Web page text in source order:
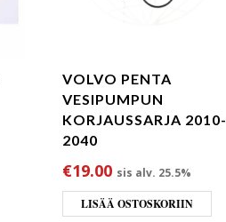
VOLVO PENTA
VESIPUMPUN
KORJAUSSARJA 2010-
2040
€19.00 sis alv. 25.5%
LISÄÄ OSTOSKORIIN